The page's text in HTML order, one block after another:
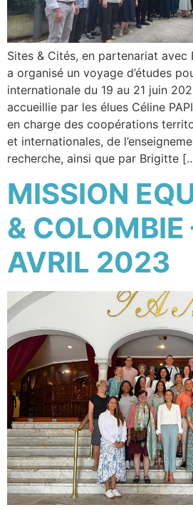
Sites & Cités, en partenariat avec
a organisé un voyage d’études
internationale du 19 au 21 juin
accueillie par les élues Céline
en charge des coopérations
et internationales, de
recherche, ainsi que par Brigitte
MISSION
&
AVRIL 2023